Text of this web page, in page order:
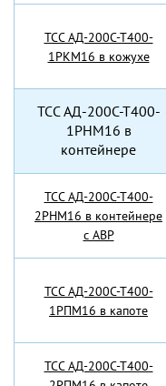
TCC АД-200С-Т400-
1РКМ16 в кожухе
TCC АД-200С-Т400-
1РНМ16 в
контейнере
TCC АД-200С-Т400-
2РНМ16 в контейнере
с АВР
TCC АД-200С-Т400-
1РПМ16 в капоте
TCC АД-200С-Т400-